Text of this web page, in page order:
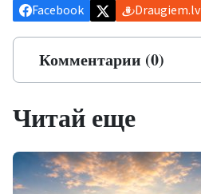
Facebook
Draugiem.lv
Комментарии (0)
Читай еще